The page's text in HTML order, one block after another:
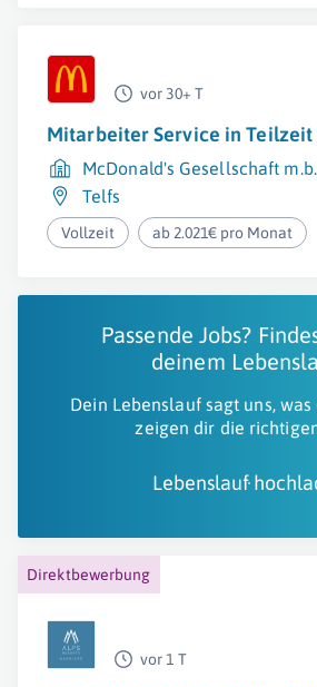
vor 30+ T
Mitarbeiter Service in
McDonald's Gesellschaft
Telfs
Vollzeit ab 2.021€ pro Monat
Passende Jobs?
deinem
Dein Lebenslauf sagt uns,
zeigen dir die
Lebenslauf
Direktbewerbung
vor 1 T